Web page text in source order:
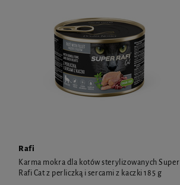
Rafi
Karma mokra dla kotów sterylizowanych Super
Rafi Cat z perliczką i sercami z kaczki 185 g